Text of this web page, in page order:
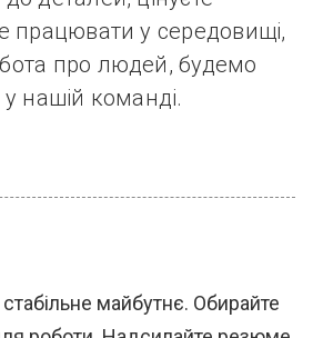
працювати у середовищі,
про людей, будемо
нашій команді.
майбутнє. Обирайте